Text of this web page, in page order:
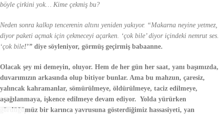
böyle çirkini yok… Kime çekmiş bu?
Neden sonra kalkıp tencerenin altını yeniden yakıyor. “Makarna neyine yetmez,
diyor paketi açmak için çekmeceyi açarken. ‘çok bile’ diyor içindeki nemrut ses.
‘çok bile!’” diye söyleniyor, görmüş geçirmiş babaanne.
Olacak şey mi demeyin, oluyor. Hem de her gün her saat, yanı başımızda,
duvarımızın arkasında olup bitiyor bunlar. Ama bu mahzun, çaresiz,
yalıncak kahramanlar, sömürülmeye, öldürülmeye, taciz edilmeye,
aşağılanmaya, işkence edilmeye devam ediyor. Yolda yürürken
gördüğümüz bir karınca yavrusuna gösterdiğimiz hassasiyeti, yan